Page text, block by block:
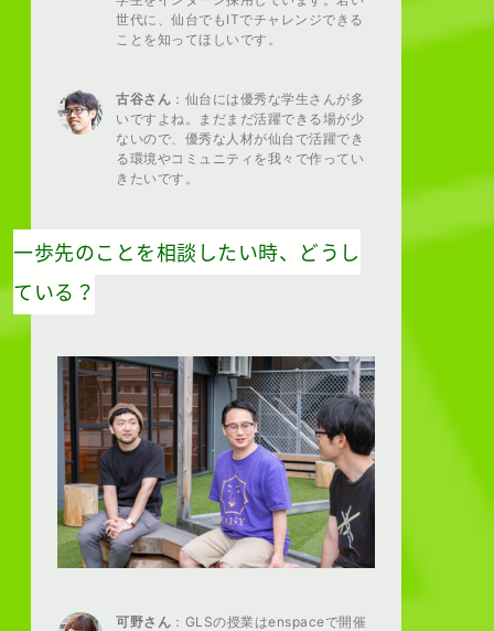
世代に、仙台でもITでチャレンジできる
ことを知ってほしいです。
古谷さん ：仙台には優秀な学生さんが多
いですよね。まだまだ活躍できる場が少
ないので、優秀な人材が仙台で活躍でき
る環境やコミュニティを我々で作ってい
きたいです。
一歩先のことを相談したい時、どうし
ている？
可野さん ：GLSの授業はenspaceで開催